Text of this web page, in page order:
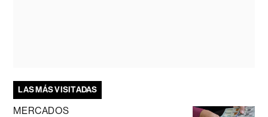
LAS MÁS VISITADAS
MERCADOS